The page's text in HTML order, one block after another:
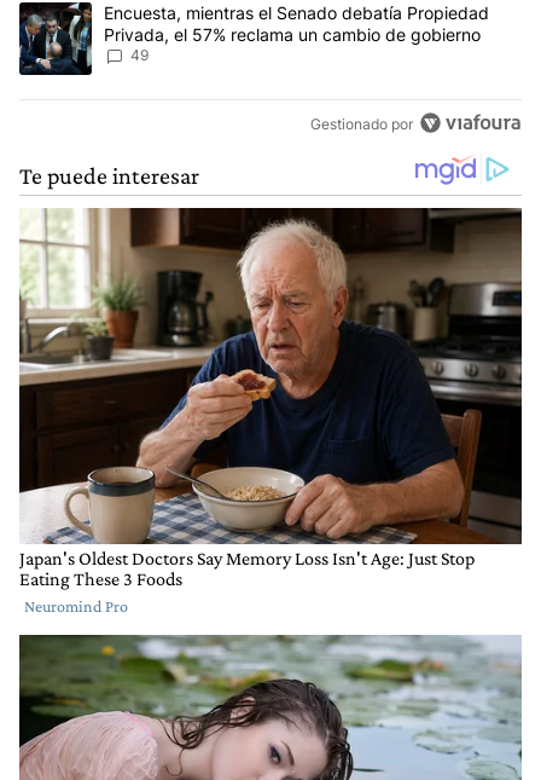
Un artículo de tendencia con el título "Encuesta, mientras el
Encuesta, mientras el Senado debatía Propiedad
Privada, el 57% reclama un cambio de gobierno
49
Gestionado por